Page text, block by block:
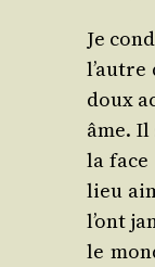
Je
l’autre
doux
âme.
la face
lieu
l’ont
le